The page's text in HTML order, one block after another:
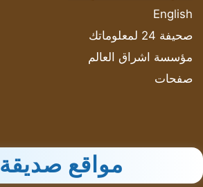
English
صحيفة 24 لمعلوماتك
مؤسسة اشراق العالم
صفحات
مواقع صديقة